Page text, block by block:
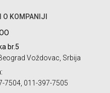
O KOMPANIJI
br.5
Voždovac, Srbija
7504, 011-397-7505